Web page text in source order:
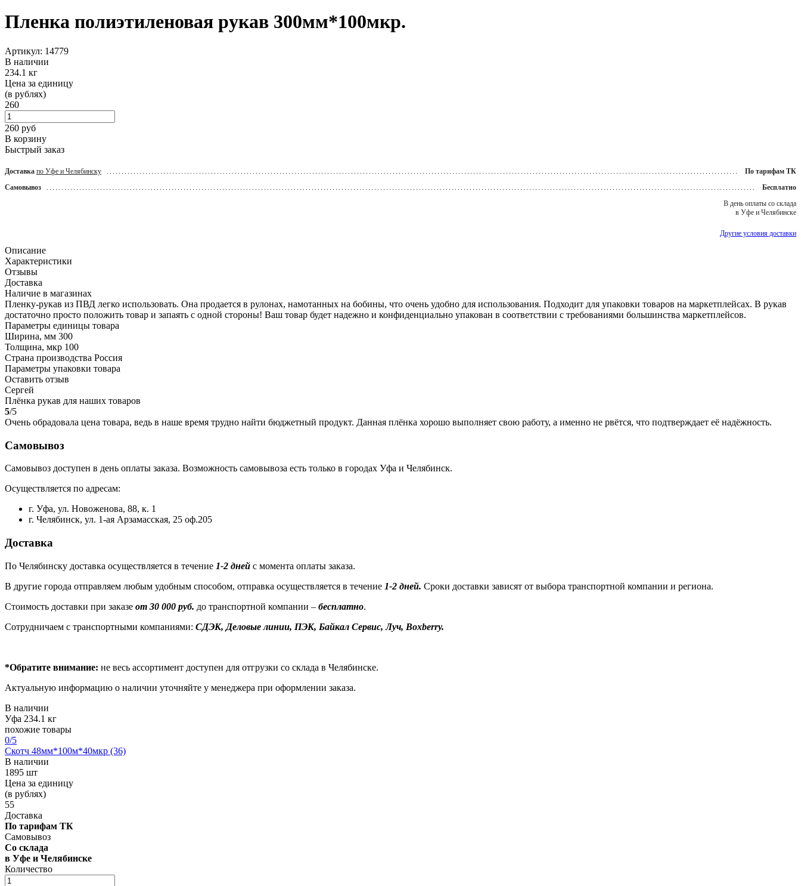
Пленка полиэтиленовая рукав 300мм*100мкр.
Артикул: 14779
В наличии
234.1 кг
Цена за единицу
(в рублях)
260
260 руб
В корзину
Быстрый заказ
Доставка по Уфе и Челябинску
По тарифам ТК
Самовывоз
Бесплатно
В день оплаты со склада
в Уфе и Челябинске
Другие условия доставки
Описание
Характеристики
Отзывы
Доставка
Наличие в магазинах
Пленку-рукав из ПВД легко использовать. Она продается в рулонах, намотанных на бобины, что очень удобно для использования. Подходит для упаковки товаров на маркетплейсах. В рукав
достаточно просто положить товар и запаять с одной стороны! Ваш товар будет надежно и конфиденциально упакован в соответствии с требованиями большинства маркетплейсов.
Параметры единицы товара
Ширина, мм 300
Толщина, мкр 100
Страна производства Россия
Параметры упаковки товара
Оставить отзыв
Сергей
Плёнка рукав для наших товаров
5/5
Очень обрадовала цена товара, ведь в наше время трудно найти бюджетный продукт. Данная плёнка хорошо выполняет свою работу, а именно не рвётся, что подтверждает её надёжность.
Самовывоз
Самовывоз доступен в день оплаты заказа. Возможность самовывоза есть только в городах Уфа и Челябинск.
Осуществляется по адресам:
г. Уфа, ул. Новоженова, 88, к. 1
г. Челябинск, ул. 1-ая Арзамасская, 25 оф.205
Доставка
По Челябинску доставка осуществляется в течение 1-2 дней с момента оплаты заказа.
В другие города отправляем любым удобным способом, отправка осуществляется в течение 1-2 дней. Сроки доставки зависят от выбора транспортной компании и региона.
Стоимость доставки при заказе от 30 000 руб. до транспортной компании – бесплатно.
Сотрудничаем с транспортными компаниями: СДЭК, Деловые линии, ПЭК, Байкал Сервис, Луч, Boxberry.
*Обратите внимание: не весь ассортимент доступен для отгрузки со склада в Челябинске.
Актуальную информацию о наличии уточняйте у менеджера при оформлении заказа.
В наличии
Уфа 234.1 кг
похожие товары
0/5
Скотч 48мм*100м*40мкр (36)
В наличии
1895 шт
Цена за единицу
(в рублях)
55
Доставка
По тарифам ТК
Самовывоз
Со склада
в Уфе и Челябинске
Количество